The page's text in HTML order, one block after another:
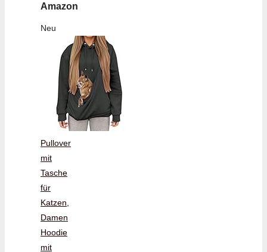
Amazon
Neu
Pullover
mit
Tasche
für
Katzen,
Damen
Hoodie
mit